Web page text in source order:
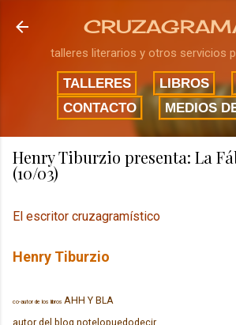
Ir al contenido principal
talleres literarios y otros servicios
TALLERES LIBROS
CONTACTO
MEDIOS
Henry Tiburzio presenta: La
(10/03)
El escritor cruzagramístico
Henry Tiburzio
co-autor de los libros AHH Y BLA
autor del blog notelopuedodecir